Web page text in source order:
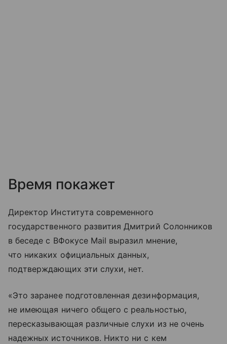
Время покажет
Директор Института современного
государственного развития Дмитрий Солонников
в беседе с ВФокусе Mail выразил мнение,
что никаких официальных данных,
подтверждающих эти слухи, нет.
«Это заранее подготовленная дезинформация,
не имеющая ничего общего с реальностью,
пересказывающая различные слухи из не очень
надежных источников. Никто ни с кем